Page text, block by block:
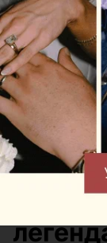
Журнал
бренд